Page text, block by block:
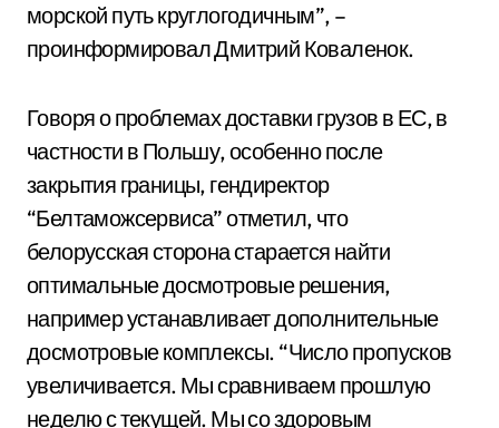
морской путь круглогодичным”, –
проинформировал Дмитрий Коваленок.
Говоря о проблемах доставки грузов в ЕС, в
частности в Польшу, особенно после
закрытия границы, гендиректор
“Белтаможсервиса” отметил, что
белорусская сторона старается найти
оптимальные досмотровые решения,
например устанавливает дополнительные
досмотровые комплексы. “Число пропусков
увеличивается. Мы сравниваем прошлую
неделю с текущей. Мы со здоровым